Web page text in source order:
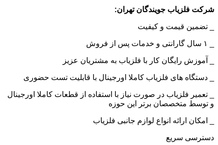
شرکت فلزیاب جویندگان تهران:
_ تضمین قیمت و کیفیت
_ آموزش رایگان کار با فلزیاب به مشتریان عزیز
_ دستگاه های فلزیاب کاملا اورجینال با قابلیت تست حضوری
_ تعمیر فلزیاب در صورت نیاز با استفاده از قطعات کاملا اورجینال
و توسط متخصصان برتر این حوزه
_ امکان ارائه انواع لوازم جانبی فلزیاب
دسترسی سریع